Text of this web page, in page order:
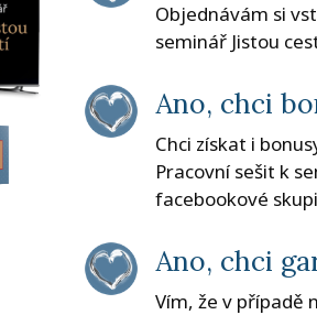
Objednávám si
seminář Jistou
Ano, chci
Chci získat i
Pracovní sešit k
facebookové
Ano, chci
Vím, že v případě